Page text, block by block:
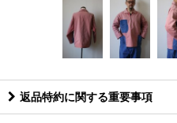
返品特約に関する重要事項